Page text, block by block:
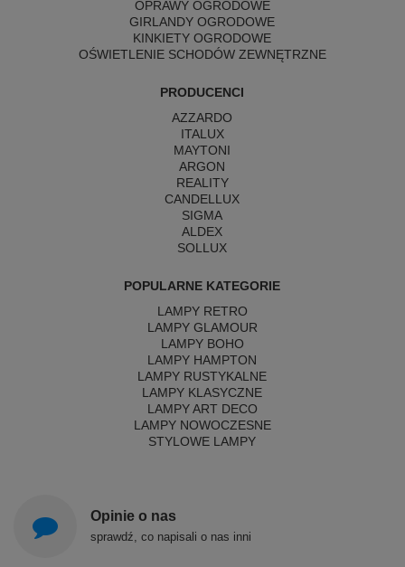
OPRAWY OGRODOWE
GIRLANDY OGRODOWE
KINKIETY OGRODOWE
OŚWIETLENIE SCHODÓW ZEWNĘTRZNE
PRODUCENCI
AZZARDO
ITALUX
MAYTONI
ARGON
REALITY
CANDELLUX
SIGMA
ALDEX
SOLLUX
POPULARNE KATEGORIE
LAMPY RETRO
LAMPY GLAMOUR
LAMPY BOHO
LAMPY HAMPTON
LAMPY RUSTYKALNE
LAMPY KLASYCZNE
LAMPY ART DECO
LAMPY NOWOCZESNE
STYLOWE LAMPY
Opinie o nas
sprawdź, co napisali o nas inni